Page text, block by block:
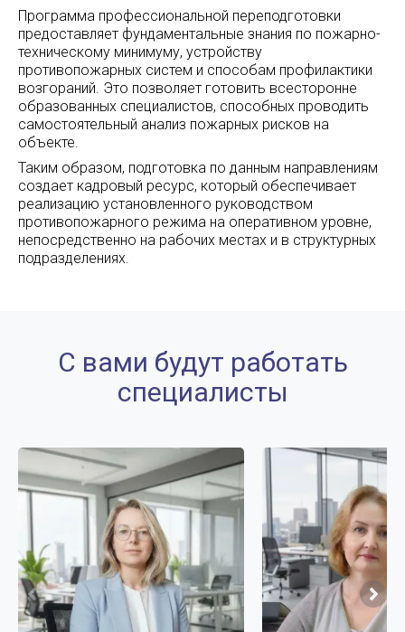
Программа профессиональной переподготовки
предоставляет фундаментальные знания по пожарно-
техническому минимуму, устройству
противопожарных систем и способам профилактики
возгораний. Это позволяет готовить всесторонне
образованных специалистов, способных проводить
самостоятельный анализ пожарных рисков на
объекте.
Таким образом, подготовка по данным направлениям
создает кадровый ресурс, который обеспечивает
реализацию установленного руководством
противопожарного режима на оперативном уровне,
непосредственно на рабочих местах и в структурных
подразделениях.
С вами будут работать
специалисты